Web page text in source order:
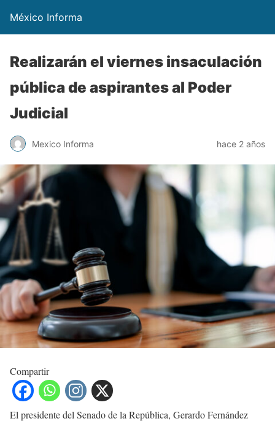
México Informa
Realizarán el viernes insaculación
pública de aspirantes al Poder
Judicial
Mexico Informa hace 2 años
Compartir
El presidente del Senado de la República, Gerardo Fernández